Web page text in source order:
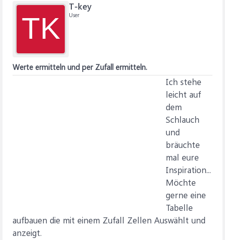
TK
T-key
User
Werte ermitteln und per Zufall ermitteln.
Ich stehe
leicht auf
dem
Schlauch
und
bräuchte
mal eure
Inspiration...
Möchte
gerne eine
Tabelle
aufbauen die mit einem Zufall Zellen Auswählt und
anzeigt.